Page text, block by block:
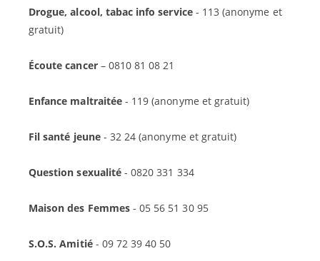
Drogue, alcool, tabac info service - 113 (anonyme et
gratuit)
Écoute cancer– 0810 81 08 21
Enfance maltraitée- 119 (anonyme et gratuit)
Fil santé jeune- 32 24 (anonyme et gratuit)
Question sexualité- 0820 331 334
Maison des Femmes- 05 56 51 30 95
S.O.S. Amitié- 09 72 39 40 50